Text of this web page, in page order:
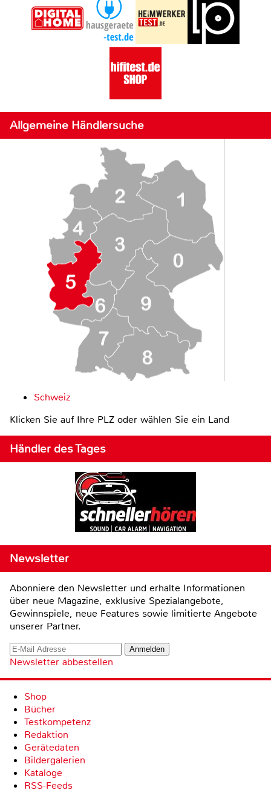
Allgemeine Händlersuche
Schweiz
Klicken Sie auf Ihre PLZ oder wählen Sie ein Land
Händler des Tages
Newsletter
Abonniere den Newsletter und erhalte Informationen
über neue Magazine, exklusive Spezialangebote,
Gewinnspiele, neue Features sowie limitierte Angebote
unserer Partner.
Newsletter abbestellen
Shop
Bücher
Testkompetenz
Redaktion
Gerätedaten
Bildergalerien
Kataloge
RSS-Feeds